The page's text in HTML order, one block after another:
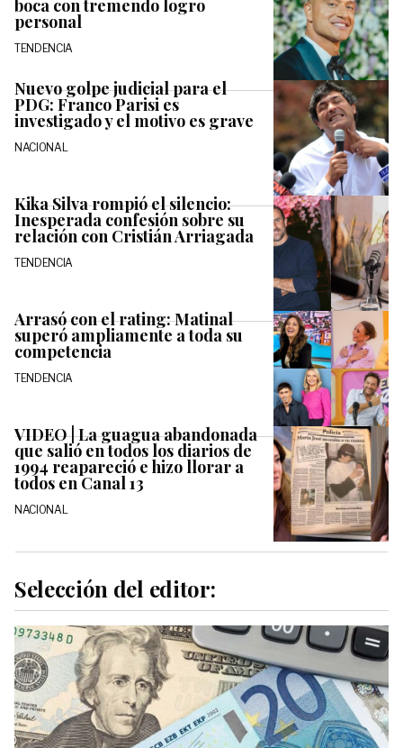
boca con tremendo logro
personal
TENDENCIA
Nuevo golpe judicial para el
PDG: Franco Parisi es
investigado y el motivo es grave
NACIONAL
Kika Silva rompió el silencio:
Inesperada confesión sobre su
relación con Cristián Arriagada
TENDENCIA
Arrasó con el rating: Matinal
superó ampliamente a toda su
competencia
TENDENCIA
VIDEO | La guagua abandonada
que salió en todos los diarios de
1994 reapareció e hizo llorar a
todos en Canal 13
NACIONAL
Selección del editor: